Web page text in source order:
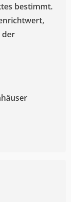
bestimmt.
der